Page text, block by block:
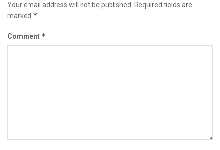
Your email address will not be published. Required fields are
marked *
Comment *